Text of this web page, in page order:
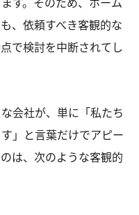
、依頼すべき客観的な
で検討を中断されてし
会社が、単に「私たち
」と言葉だけでアピー
は、次のような客観的